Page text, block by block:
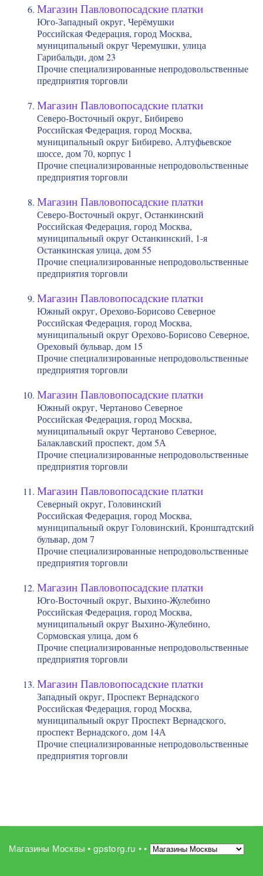
Магазин Павловопосадские платки
Юго-Западный округ, Черёмушки
Российская Федерация, город Москва,
муниципальный округ Черемушки, улица
Гарибальди, дом 23
Прочие специализированные непродовольственные
предприятия торговли
Магазин Павловопосадские платки
Северо-Восточный округ, Бибирево
Российская Федерация, город Москва,
муниципальный округ Бибирево, Алтуфьевское
шоссе, дом 70, корпус 1
Прочие специализированные непродовольственные
предприятия торговли
Магазин Павловопосадские платки
Северо-Восточный округ, Останкинский
Российская Федерация, город Москва,
муниципальный округ Останкинский, 1-я
Останкинская улица, дом 55
Прочие специализированные непродовольственные
предприятия торговли
Магазин Павловопосадские платки
Южный округ, Орехово-Борисово Северное
Российская Федерация, город Москва,
муниципальный округ Орехово-Борисово Северное,
Ореховый бульвар, дом 15
Прочие специализированные непродовольственные
предприятия торговли
Магазин Павловопосадские платки
Южный округ, Чертаново Северное
Российская Федерация, город Москва,
муниципальный округ Чертаново Северное,
Балаклавский проспект, дом 5А
Прочие специализированные непродовольственные
предприятия торговли
Магазин Павловопосадские платки
Северный округ, Головинский
Российская Федерация, город Москва,
муниципальный округ Головинский, Кронштадтский
бульвар, дом 7
Прочие специализированные непродовольственные
предприятия торговли
Магазин Павловопосадские платки
Юго-Восточный округ, Выхино-Жулебино
Российская Федерация, город Москва,
муниципальный округ Выхино-Жулебино,
Сормовская улица, дом 6
Прочие специализированные непродовольственные
предприятия торговли
Магазин Павловопосадские платки
Западный округ, Проспект Вернадского
Российская Федерация, город Москва,
муниципальный округ Проспект Вернадского,
проспект Вернадского, дом 14А
Прочие специализированные непродовольственные
предприятия торговли
Магазины Москвы • gpstorg.ru ••